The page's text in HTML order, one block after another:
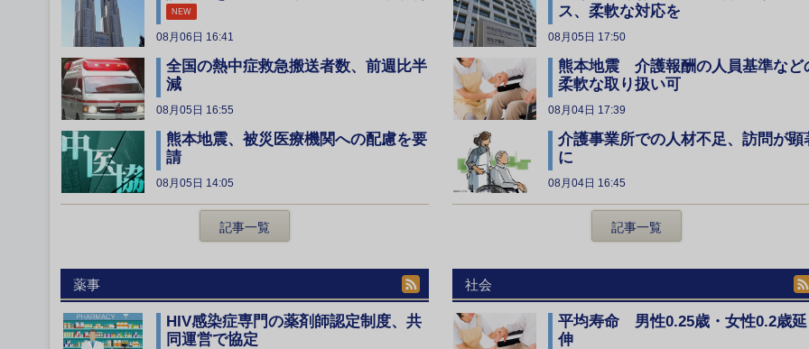
NEW
08月06日 16:41
全国の熱中症救急搬送者数、前週比半
減
08月05日 16:55
熊本地震、被災医療機関への配慮を要
請
08月05日 14:05
記事一覧
ス、柔軟な対応を
08月05日 17:50
熊本地震 介護報酬の人員基準など
柔軟な取り扱い可
08月04日 17:39
介護事業所での人材不足、訪問が顕
に
08月04日 16:45
記事一覧
薬事
HIV感染症専門の薬剤師認定制度、共
同運営で協定
社会
平均寿命 男性0.25歳・女性0.2歳延
伸